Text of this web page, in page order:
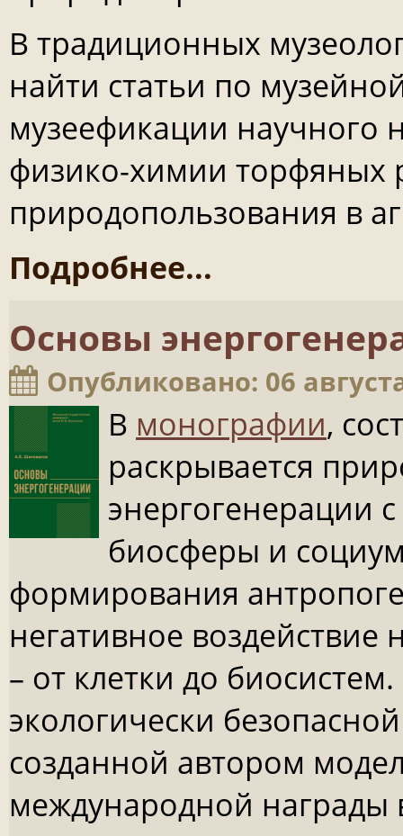
В традиционных
найти статьи по
музеефикации научного
физико-химии торфяных
природопользования в
Подробнее...
Основы
Опубликовано: 06
В монографии,
раскрывается
энергогенерации
биосферы и
формирования
негативное
– от клетки до
экологически
созданной автором
международной награды